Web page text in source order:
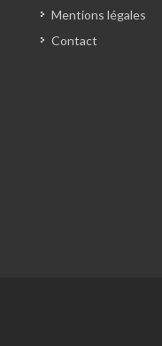
Mentions légales
Contact